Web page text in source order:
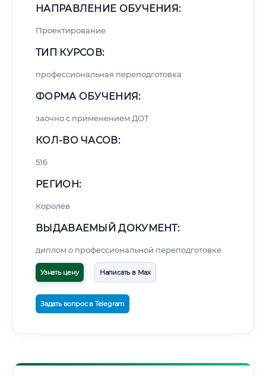
НАПРАВЛЕНИЕ ОБУЧЕНИЯ:
Проектирование
ТИП КУРСОВ:
профессиональная переподготовка
ФОРМА ОБУЧЕНИЯ:
заочно с применением ДОТ
КОЛ-ВО ЧАСОВ:
516
РЕГИОН:
Королёв
ВЫДАВАЕМЫЙ ДОКУМЕНТ:
диплом о профессиональной переподготовке
Узнать цену Написать в Max
Задать вопрос в Telegram